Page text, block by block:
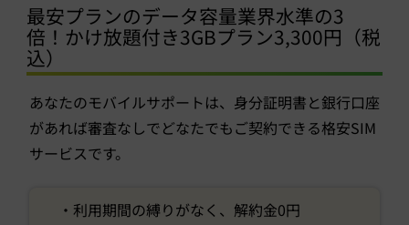
最安プランのデータ容量業界水準の3
倍！かけ放題付き3GBプラン3,300円（税
込）
あなたのモバイルサポートは、身分証明書と銀行口座
があれば審査なしでどなたでもご契約できる格安SIM
サービスです。
・利用期間の縛りがなく、解約金0円